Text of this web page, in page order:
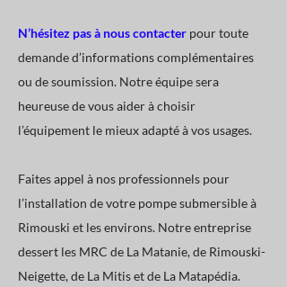
N’hésitez pas à nous contacter pour toute
demande d’informations complémentaires
ou de soumission. Notre équipe sera
heureuse de vous aider à choisir
l’équipement le mieux adapté à vos usages.
Faites appel à nos professionnels pour
l’installation de votre pompe submersible à
Rimouski et les environs. Notre entreprise
dessert les MRC de La Matanie, de Rimouski-
Neigette, de La Mitis et de La Matapédia.